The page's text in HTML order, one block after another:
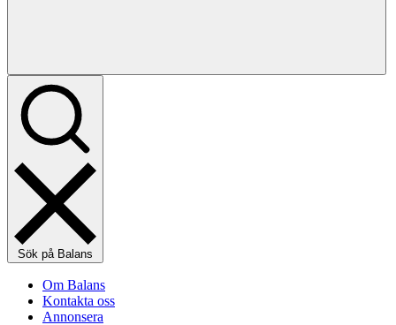
Sök på Balans
Om Balans
Kontakta oss
Annonsera